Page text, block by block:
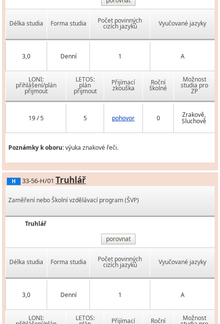
Délka studia Forma studia Počet povinných
cizích jazyků Vyučované jazyky
3,0 Denní 1 A
LONI:
přihlášení/plán
přijmout
LETOS:
plán
přijmout
Přijímací
zkouška
Roční
školné
Možnost
studia pro
ZP
19 / 5 5 pohovor 0 Zrakově,
Sluchově
Poznámky k oboru:výuka znakové řeči.
H 33-56-H/01 Truhlář
Zaměření nebo Školní vzdělávací program (ŠVP)
Truhlář
porovnat
Délka studia Forma studia Počet povinných
cizích jazyků Vyučované jazyky
3,0 Denní 1 A
LONI: LETOS: Přijímací Roční Možnost